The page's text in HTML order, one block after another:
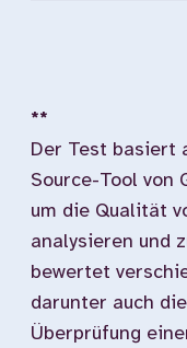
**
Der Test basiert
Source-Tool von
um die Qualität
analysieren und
bewertet
darunter auch
Überprüfung